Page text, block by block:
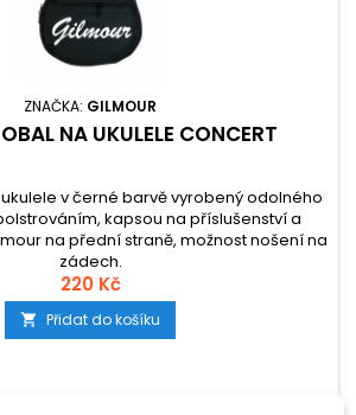
ZNAČKA: GILMOUR
NA UKULELE CONCERT
v černé barvě vyrobený odolného
kapsou na příslušenství a
na přední straně, možnost nošení na
zádech.
220 Kč
 Přidat do košíku